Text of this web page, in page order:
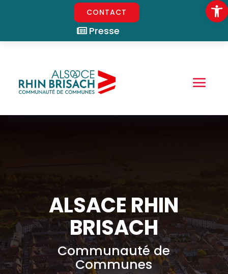
Ouvrir
Presse
CONTACT
ALSACE RHIN
BRISACH
Communauté de
Communes